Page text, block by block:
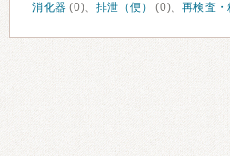
消化器 (0)、 排泄（便） (0)、 再検査・